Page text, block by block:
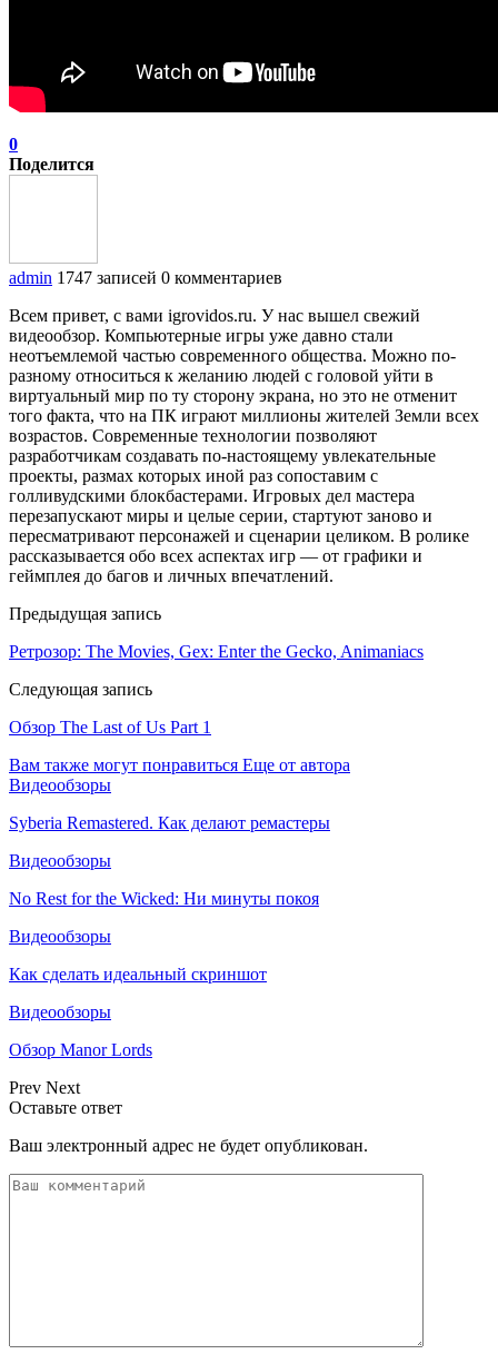
0
Поделится
admin 1747 записей 0 комментариев
Всем привет, с вами igrovidos.ru. У нас вышел свежий
видеообзор. Компьютерные игры уже давно стали
неотъемлемой частью современного общества. Можно по-
разному относиться к желанию людей с головой уйти в
виртуальный мир по ту сторону экрана, но это не отменит
того факта, что на ПК играют миллионы жителей Земли всех
возрастов. Современные технологии позволяют
разработчикам создавать по-настоящему увлекательные
проекты, размах которых иной раз сопоставим с
голливудскими блокбастерами. Игровых дел мастера
перезапускают миры и целые серии, стартуют заново и
пересматривают персонажей и сценарии целиком. В ролике
рассказывается обо всех аспектах игр — от графики и
геймплея до багов и личных впечатлений.
Предыдущая запись
Ретрозор: The Movies, Gex: Enter the Gecko, Animaniacs
Следующая запись
Обзор The Last of Us Part 1
Вам также могут понравиться Еще от автора
Видеообзоры
Syberia Remastered. Как делают ремастеры
Видеообзоры
No Rest for the Wicked: Ни минуты покоя
Видеообзоры
Как сделать идеальный скриншот
Видеообзоры
Обзор Manor Lords
Prev Next
Оставьте ответ
Ваш электронный адрес не будет опубликован.